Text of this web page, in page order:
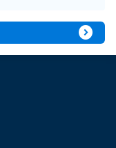
expand_circle_right